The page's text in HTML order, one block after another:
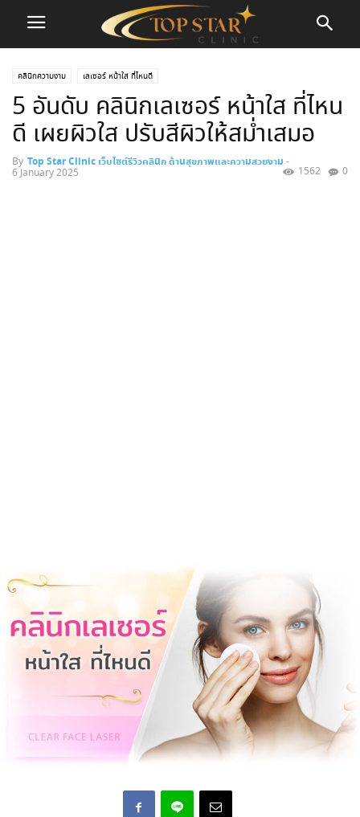
คลินิกความงาม เลเซอร์ หน้าใส ที่ไหนดี
5 อันดับ คลินิกเลเซอร์ หน้าใส ที่ไหน
ดี เผยผิวใส ปรับสีผิวให้สม่ำเสมอ
By Top Star Clinic เว็บไซต์รีวิวคลินิก ด้านสุขภาพและความสวยงาม -
6 January 2025
0
1562